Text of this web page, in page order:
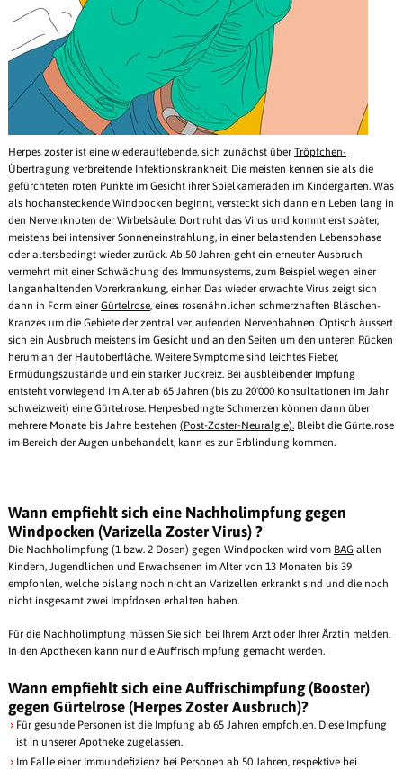
Herpes zoster ist eine wiederauflebende, sich zunächst über Tröpfchen-
Übertragung verbreitende Infektionskrankheit. Die meisten kennen sie als die
gefürchteten roten Punkte im Gesicht ihrer Spielkameraden im Kindergarten. Was
als hochansteckende Windpocken beginnt, versteckt sich dann ein Leben lang in
den Nervenknoten der Wirbelsäule. Dort ruht das Virus und kommt erst später,
meistens bei intensiver Sonneneinstrahlung, in einer belastenden Lebensphase
oder altersbedingt wieder zurück. Ab 50 Jahren geht ein erneuter Ausbruch
vermehrt mit einer Schwächung des Immunsystems, zum Beispiel wegen einer
langanhaltenden Vorerkrankung, einher. Das wieder erwachte Virus zeigt sich
dann in Form einer Gürtelrose, eines rosenähnlichen schmerzhaften Bläschen-
Kranzes um die Gebiete der zentral verlaufenden Nervenbahnen. Optisch äussert
sich ein Ausbruch meistens im Gesicht und an den Seiten um den unteren Rücken
herum an der Hautoberfläche. Weitere Symptome sind leichtes Fieber,
Ermüdungszustände und ein starker Juckreiz. Bei ausbleibender Impfung
entsteht vorwiegend im Alter ab 65 Jahren (bis zu 20'000 Konsultationen im Jahr
schweizweit) eine Gürtelrose. Herpesbedingte Schmerzen können dann über
mehrere Monate bis Jahre bestehen (Post-Zoster-Neuralgie). Bleibt die Gürtelrose
im Bereich der Augen unbehandelt, kann es zur Erblindung kommen.
Wann empfiehlt sich eine Nachholimpfung gegen
Windpocken (Varizella Zoster Virus) ?
Die Nachholimpfung (1 bzw. 2 Dosen) gegen Windpocken wird vom BAG allen
Kindern, Jugendlichen und Erwachsenen im Alter von 13 Monaten bis 39
empfohlen, welche bislang noch nicht an Varizellen erkrankt sind und die noch
nicht insgesamt zwei Impfdosen erhalten haben.
Für die Nachholimpfung müssen Sie sich bei Ihrem Arzt oder Ihrer Ärztin melden.
In den Apotheken kann nur die Auffrischimpfung gemacht werden.
Wann empfiehlt sich eine Auffrischimpfung (Booster)
gegen Gürtelrose (Herpes Zoster Ausbruch)?
Für gesunde Personen ist die Impfung ab 65 Jahren empfohlen. Diese Impfung
ist in unserer Apotheke zugelassen.
Im Falle einer Immundefizienz bei Personen ab 50 Jahren, respektive bei